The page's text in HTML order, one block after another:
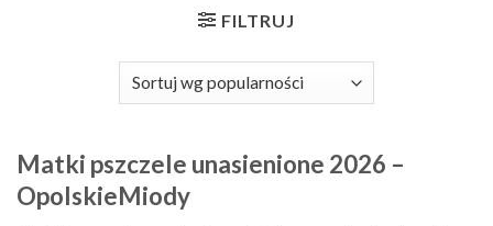
FILTRUJ
Matki pszczele unasienione 2026 –
OpolskieMiody